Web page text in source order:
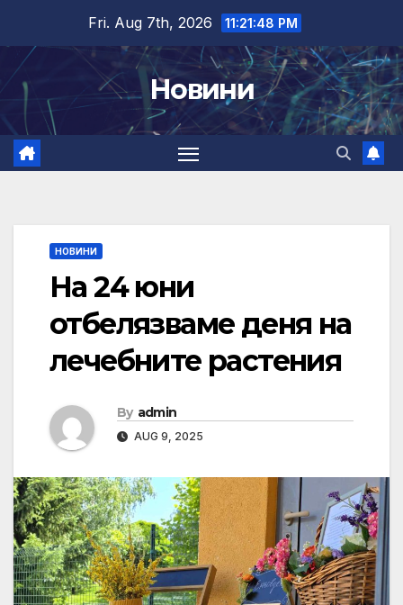
content
Fri. Aug 7th, 2026 11:21:49 PM
Новини
НОВИНИ
На 24 юни
отбелязваме деня на
лечебните растения
By admin
AUG 9, 2025